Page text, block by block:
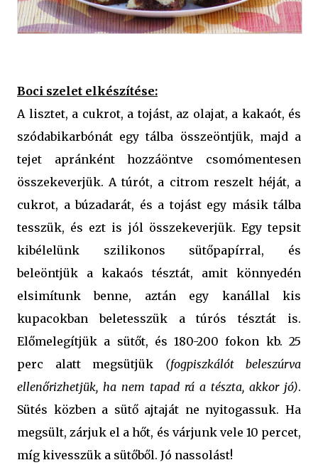
Boci szelet elkészítése:
A lisztet, a cukrot, a tojást, az olajat, a kakaót, és
szódabikarbónát egy tálba összeöntjük, majd a
tejet apránként hozzáöntve csomómentesen
összekeverjük. A túrót, a citrom reszelt héját, a
cukrot, a búzadarát, és a tojást egy másik tálba
tesszük, és ezt is jól összekeverjük. Egy tepsit
kibélelünk szilikonos sütőpapírral, és
beleöntjük a kakaós tésztát, amit könnyedén
elsimítunk benne, aztán egy kanállal kis
kupacokban beletesszük a túrós tésztát is.
Előmelegítjük a sütőt, és 180-200 fokon kb. 25
perc alatt megsütjük (fogpiszkálót beleszúrva
ellenőrizhetjük, ha nem tapad rá a tészta, akkor jó).
Sütés közben a sütő ajtaját ne nyitogassuk. Ha
megsült, zárjuk el a hőt, és várjunk vele 10 percet,
míg kivesszük a sütőből. Jó nassolást!